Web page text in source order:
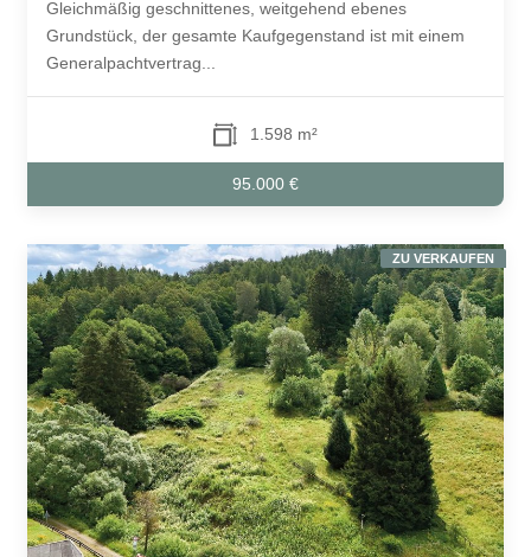
Gleichmäßig geschnittenes, weitgehend ebenes
Grundstück, der gesamte Kaufgegenstand ist mit einem
Generalpachtvertrag...
1.598 m²
95.000 €
ZU VERKAUFEN